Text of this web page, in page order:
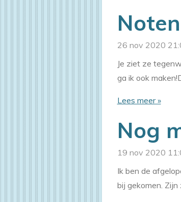
26 nov 2020
Je ziet ze
ga ik ook
Lees meer »
Nog
19 nov 2020
Ik ben de
bij gekomen.